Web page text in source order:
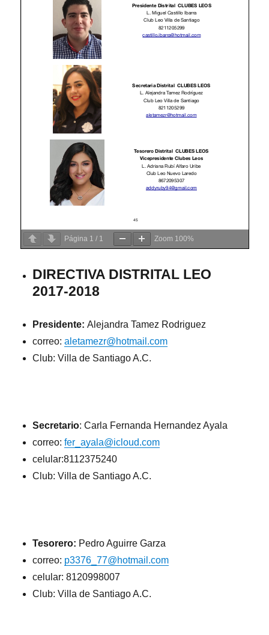
Página 1 / 1 Zoom 100%
DIRECTIVA DISTRITAL LEO
2017-2018
Presidente: Alejandra Tamez Rodriguez
correo:aletamezr@hotmail.com
Club: Villa de Santiago A.C.
Secretario: Carla Fernanda Hernandez Ayala
correo:fer_ayala@icloud.com
celular:8112375240
Club: Villa de Santiago A.C.
Tesorero: Pedro Aguirre Garza
correo: p3376_77@hotmail.com
celular: 8120998007
Club: Villa de Santiago A.C.